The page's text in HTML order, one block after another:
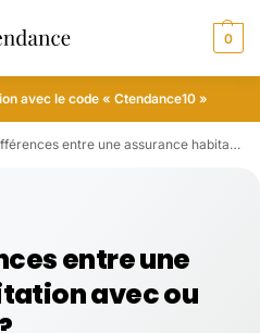
0
avec le code « Ctendance10 »
entre une assurance habitation avec ou sans franchise ?
entre une
avec ou